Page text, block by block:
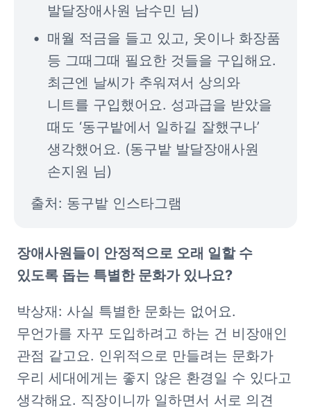
발달장애사원 남수민 님)
매월 적금을 들고 있고, 옷이나 화장품
등 그때그때 필요한 것들을 구입해요.
최근엔 날씨가 추워져서 상의와
니트를 구입했어요. 성과급을 받았을
때도 ‘동구밭에서 일하길 잘했구나’
생각했어요. (동구밭 발달장애사원
손지원 님)
출처: 동구밭 인스타그램
장애사원들이 안정적으로 오래 일할 수
있도록 돕는 특별한 문화가 있나요?
박상재: 사실 특별한 문화는 없어요.
무언가를 자꾸 도입하려고 하는 건 비장애인
관점 같고요. 인위적으로 만들려는 문화가
우리 세대에게는 좋지 않은 환경일 수 있다고
생각해요. 직장이니까 일하면서 서로 의견